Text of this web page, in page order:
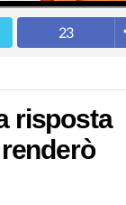
23
risposta